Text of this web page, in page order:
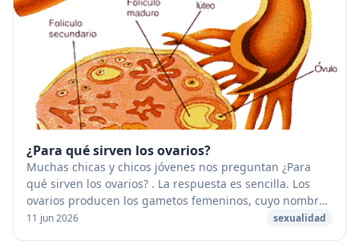
¿Para qué sirven los ovarios?
Muchas chicas y chicos jóvenes nos preguntan ¿Para
qué sirven los ovarios? . La respuesta es sencilla. Los
ovarios producen los gametos femeninos, cuyo nombre
cambia (ovocito, folículo, óvulo) en func...
11 jun 2026 sexualidad